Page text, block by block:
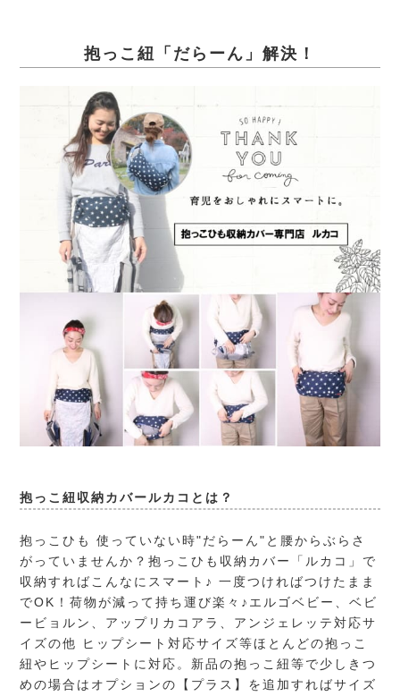
抱っこ紐「だらーん」解決！
抱っこ紐収納カバールカコとは？
抱っこひも 使っていない時"だらーん"と腰からぶらさ
がっていませんか？抱っこひも収納カバー「ルカコ」で
収納すればこんなにスマート♪ 一度つければつけたまま
でOK！荷物が減って持ち運び楽々♪エルゴベビー、ベビ
ービョルン、アップリカコアラ、アンジェレッテ対応サ
イズの他 ヒップシート対応サイズ等ほとんどの抱っこ
紐やヒップシートに対応。新品の抱っこ紐等で少しきつ
めの場合はオプションの【プラス】を追加すればサイズ